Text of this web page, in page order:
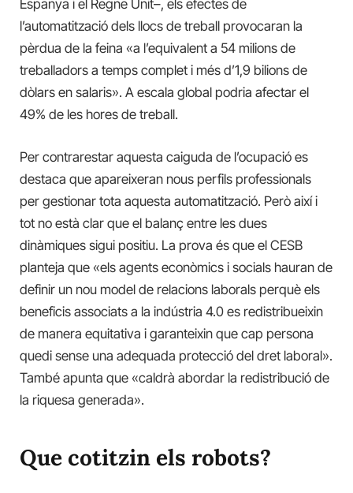
Espanya i el Regne Unit–, els efectes de
l’automatització dels llocs de treball provocaran la
pèrdua de la feina «a l’equivalent a 54 milions de
treballadors a temps complet i més d’1,9 bilions de
dòlars en salaris». A escala global podria afectar el
49% de les hores de treball.
Per contrarestar aquesta caiguda de l’ocupació es
destaca que apareixeran nous perfils professionals
per gestionar tota aquesta automatització. Però així i
tot no està clar que el balanç entre les dues
dinàmiques sigui positiu. La prova és que el CESB
planteja que «els agents econòmics i socials hauran de
definir un nou model de relacions laborals perquè els
beneficis associats a la indústria 4.0 es redistribueixin
de manera equitativa i garanteixin que cap persona
quedi sense una adequada protecció del dret laboral».
També apunta que «caldrà abordar la redistribució de
la riquesa generada».
Que cotitzin els robots?